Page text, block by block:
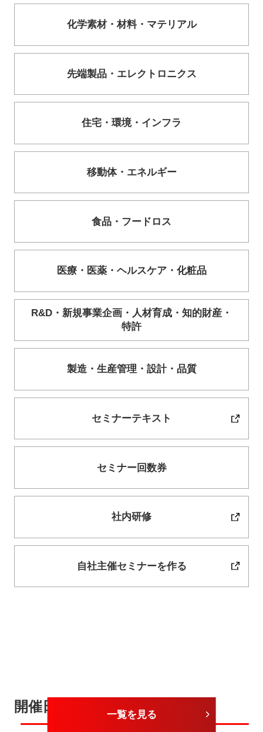
化学素材・ 材料・ マテリアル
先端製品・ エレクトロニクス
住宅・ 環境・ インフラ
移動体・ エネルギー
食品・ フードロス
医療・ 医薬・ ヘルスケア・ 化粧品
R&D・ 新規事業企画・ 人材育成・ 知的財産・
特許
製造・ 生産管理・ 設計・ 品質
セミナーテキスト
セミナー回数券
社内研修
自社主催セミナーを作る
開催日が近いセミナー
一覧を見る